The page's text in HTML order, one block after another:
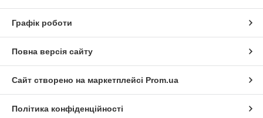
Графік роботи
Повна версія сайту
Сайт створено на маркетплейсі Prom.ua
Політика конфіденційності